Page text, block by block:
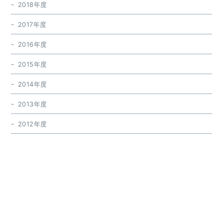
2018年度
2017年度
2016年度
2015年度
2014年度
2013年度
2012年度